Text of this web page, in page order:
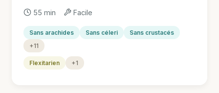
55 min Facile
Sans arachides Sans céleri
Sans crustacés
+11
Flexitarien +1